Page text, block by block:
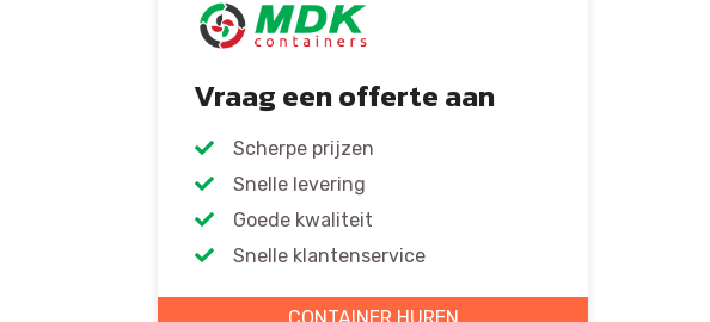
Vraag een offerte aan
Scherpe prijzen
Snelle levering
Goede kwaliteit
Snelle klantenservice